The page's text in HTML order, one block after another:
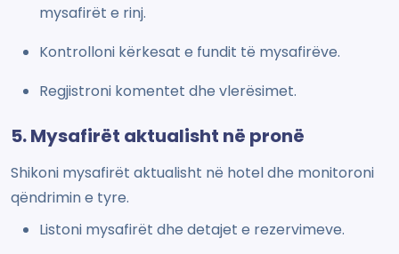
mysafirët e rinj.
Kontrolloni kërkesat e fundit të mysafirëve.
Regjistroni komentet dhe vlerësimet.
5. Mysafirët aktualisht në pronë
Shikoni mysafirët aktualisht në hotel dhe monitoroni
qëndrimin e tyre.
Listoni mysafirët dhe detajet e rezervimeve.